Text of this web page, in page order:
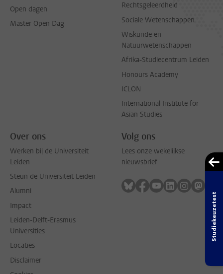
Open dagen
Master Open Dag
Rechtsgeleerdheid
Sociale Wetenschappen
Wiskunde en
Natuurwetenschappen
Afrika-Studiecentrum Leiden
Honours Academy
ICLON
International Institute for
Asian Studies
Over ons
Werken bij de Universiteit
Leiden
Steun de Universiteit Leiden
Alumni
Impact
Leiden-Delft-Erasmus
Universities
Locaties
Disclaimer
Volg ons
Lees onze wekelijkse
nieuwsbrief
Volg ons op bluesky
Volg ons op facebook
Volg ons op
Volg ons op
Volg ons
Volg
Studiekeuzetest